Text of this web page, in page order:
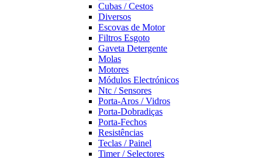
Cubas / Cestos
Diversos
Escovas de Motor
Filtros Esgoto
Gaveta Detergente
Molas
Motores
Módulos Electrónicos
Ntc / Sensores
Porta-Aros / Vidros
Porta-Dobradiças
Porta-Fechos
Resistências
Teclas / Painel
Timer / Selectores